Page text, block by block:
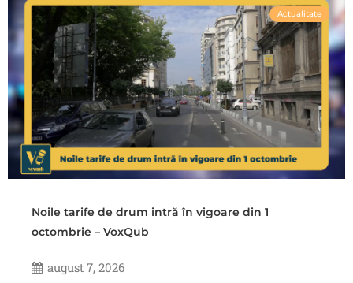
Actualitate
Noile tarife de drum intră în vigoare din 1
octombrie – VoxQub
august 7, 2026